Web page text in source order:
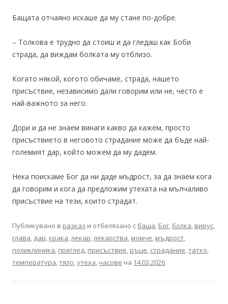
Бащата отчаяно искаше да му стане по-добре.
– Толкова е трудно да стоиш и да гледаш как Боби
страда, да виждам болката му отблизо.
Когато някой, когото обичаме, страда, нашето
присъствие, независимо дали говорим или не, често е
най-важното за него.
Дори и да не знаем винаги какво да кажем, просто
присъствието в неговото страдание може да бъде най-
големият дар, който можем да му дадем.
Нека поискаме Бог да ни даде мъдрост, за да знаем кога
да говорим и кога да предложим утехата на мълчаливо
присъствие на тези, които страдат.
Публикувано в разказ и отбелязано с баща, Бог, болка, вирус,
глава, дар, крака,лекар,лекарства, момче, мъдрост,
поликлиника, преглед, присъствие, ръце, страдание,татко,
температура,тяло,утеха, часове на 14.03.2026.